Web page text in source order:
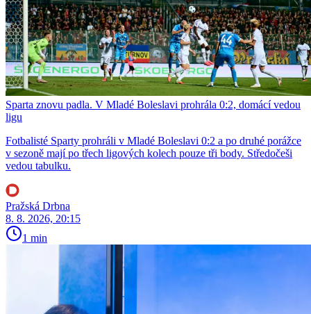
Sparta znovu padla. V Mladé Boleslavi prohrála 0:2, domácí vedou
ligu
Fotbalisté Sparty prohráli v Mladé Boleslavi 0:2 a po druhé porážce
v sezoně mají po třech ligových kolech pouze tři body. Středočeši
vedou tabulku.
Pražská Drbna
8. 8. 2026, 20:15
1 min